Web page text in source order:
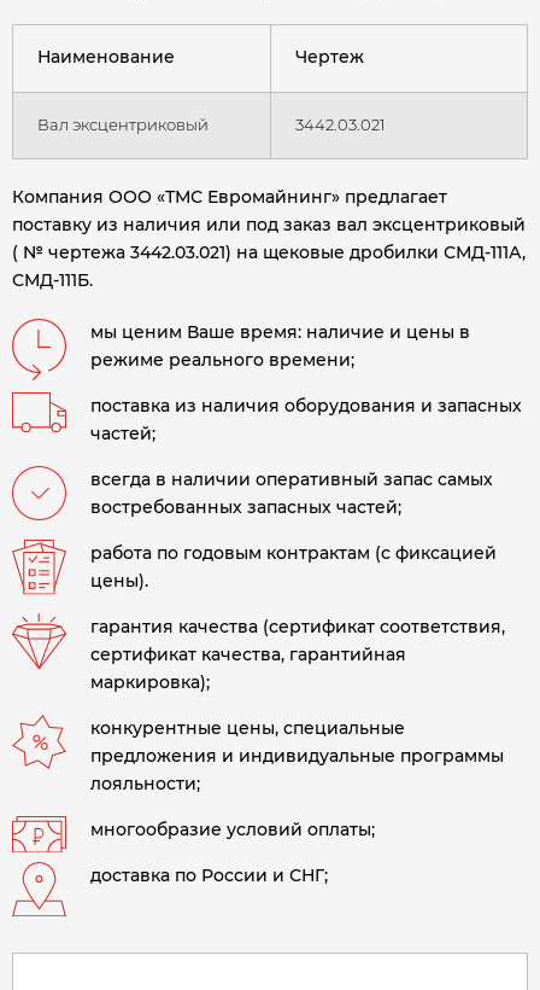
Наименование Чертеж
Вал эксцентриковый 3442.03.021
Компания ООО «ТМС Евромайнинг» предлагает
поставку из наличия или под заказ вал эксцентриковый
( № чертежа 3442.03.021) на щековые дробилки СМД-111А,
СМД-111Б.
мы ценим Ваше время: наличие и цены в
режиме реального времени;
поставка из наличия оборудования и запасных
частей;
всегда в наличии оперативный запас самых
востребованных запасных частей;
работа по годовым контрактам (с фиксацией
цены).
гарантия качества (сертификат соответствия,
сертификат качества, гарантийная
маркировка);
конкурентные цены, специальные
предложения и индивидуальные программы
лояльности;
многообразие условий оплаты;
доставка по России и СНГ;